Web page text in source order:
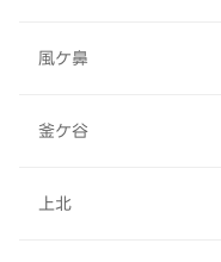
風ケ鼻
釜ケ谷
上北